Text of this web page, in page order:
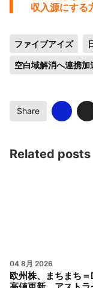
収入源にする
ファイブアイズ
空白域解消へ連携加
Share
Related posts
04 8月 2026
欧州株、まちまち